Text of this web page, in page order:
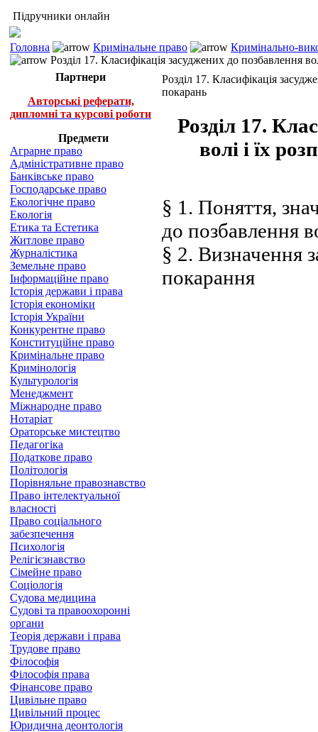
Підручники онлайн
Головна Кримінальне право
Кримінально-
Розділ 17. Класифікація засуджених до позбавлення
Партнери
Авторські реферати,
дипломні та курсові роботи
Предмети
Аграрне право
Адміністративне право
Банківське право
Господарське право
Екологічне право
Екологія
Етика та Естетика
Житлове право
Журналістика
Земельне право
Інформаційне право
Історія держави і права
Історія економіки
Історія України
Конкурентне право
Конституційне право
Кримінальне право
Кримінологія
Культурологія
Менеджмент
Міжнародне право
Нотаріат
Ораторське мистецтво
Педагогіка
Податкове право
Політологія
Порівняльне правознавство
Право інтелектуальної
власності
Право соціального
забезпечення
Психологія
Релігієзнавство
Сімейне право
Соціологія
Судова медицина
Судові та правоохоронні
органи
Теорія держави і права
Трудове право
Філософія
Філософія права
Фінансове право
Цивільне право
Цивільний процес
Юридична деонтологія
Розділ 17. Класифікація
покарань
Розділ 17.
волі і їх
§ 1. Поняття,
до позбавлення
§ 2. Визначення
покарання